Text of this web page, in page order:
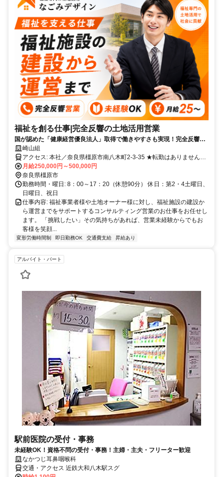
福祉を創る仕事|完全反響の土地活用営業
国が認めた「健康経営優良法人」取得で働きやすさも実現！完全反響の
福祉施設に特化したコンサルティング営業です。
崎山組
アクセス: 本社／奈良県橿原市南⼋⽊町2-3-35 ★転勤はありません。
★マイカー通勤OK。駐⾞場もあります。 奈良県橿原市南⼋⽊町 【ア
クセス】近鉄「⼤和⼋⽊駅」より徒歩10分 ★転勤なし
月給250,000円～500,000円
奈良県橿原市
勤務時間・曜日: 8：00～17：20（休憩90分） 休日：第2・4土曜日、
日曜日、祝日
仕事内容: 福祉事業者様や土地オーナー様に対し、福祉施設の建設か
ら運営までをサポートするコンサルティング営業のお仕事をお任せし
ます。 「挑戦したい」その気持ちがあれば、営業未経験からでもお
客様を笑顔...
変形労働時間制 即日勤務OK 交通費支給 昇給あり
アルバイト・パート
駅前医院の受付・事務
未経験OK！資格不問の受付・事務！主婦・主夫・フリーター歓迎
なかつじ耳鼻咽喉科
交通・アクセス 近鉄大和八木駅スグ